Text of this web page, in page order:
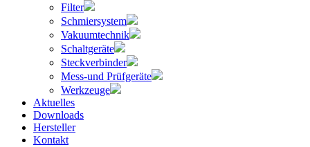
Filter
Schmiersystem
Vakuumtechnik
Schaltgeräte
Steckverbinder
Mess-und Prüfgeräte
Werkzeuge
Aktuelles
Downloads
Hersteller
Kontakt